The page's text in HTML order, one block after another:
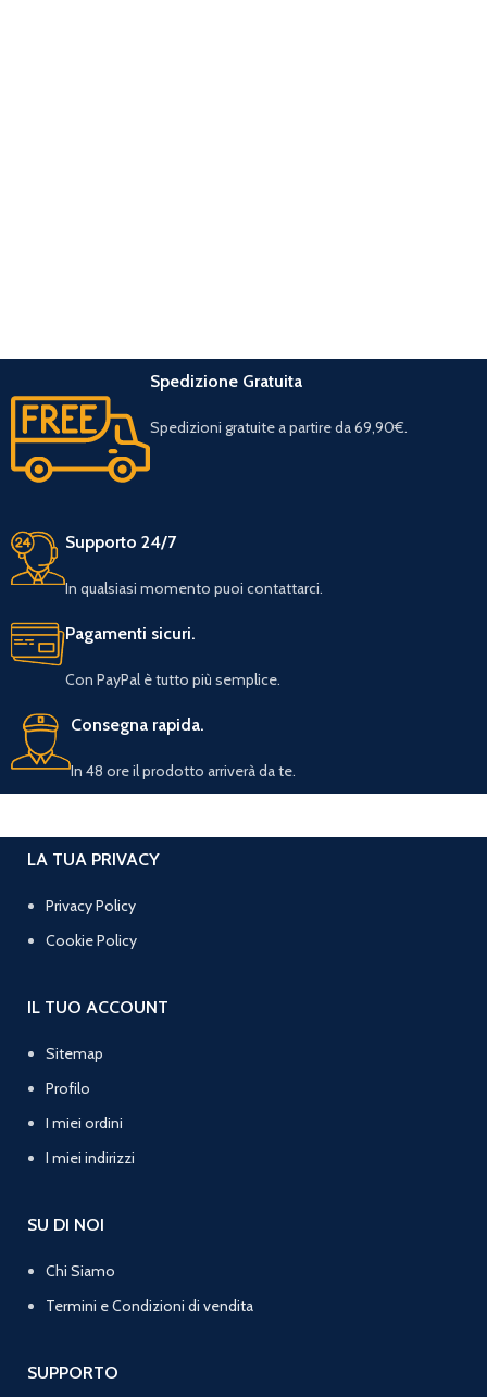
Spedizione Gratuita
Spedizioni gratuite a partire da 69,90€.
Supporto 24/7
In qualsiasi momento puoi contattarci.
Pagamenti sicuri.
Con PayPal è tutto più semplice.
Consegna rapida.
In 48 ore il prodotto arriverà da te.
LA TUA PRIVACY
Privacy Policy
Cookie Policy
IL TUO ACCOUNT
Sitemap
Profilo
I miei ordini
I miei indirizzi
SU DI NOI
Chi Siamo
Termini e Condizioni di vendita
SUPPORTO